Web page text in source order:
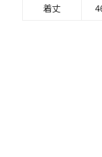
着丈